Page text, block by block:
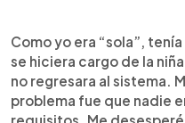
Como yo era “sola”,
se hiciera cargo de la
no regresara al sistema.
problema fue que nadie